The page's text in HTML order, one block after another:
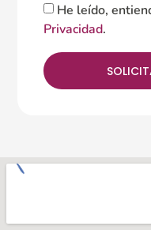
He leído,
Privacidad.